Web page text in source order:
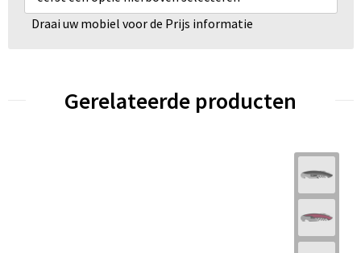
Draai uw mobiel voor de Prijs informatie
Gerelateerde producten